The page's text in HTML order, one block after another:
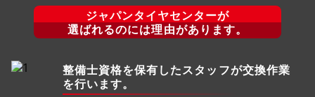
ジャパンタイヤセンターが
選ばれるのには理由があります。
整備士資格を保有したスタッフが交換作業
を行います。